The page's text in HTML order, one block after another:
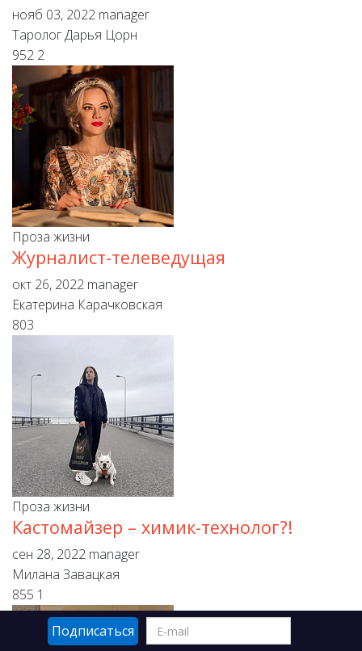
Подписаться
нояб 03, 2022 manager
Таролог Дарья Цорн
952 2
Проза жизни
Журналист-телеведущая
окт 26, 2022 manager
Екатерина Карачковская
803
Проза жизни
Кастомайзер – химик-технолог?!
сен 28, 2022 manager
Милана Завацкая
855 1